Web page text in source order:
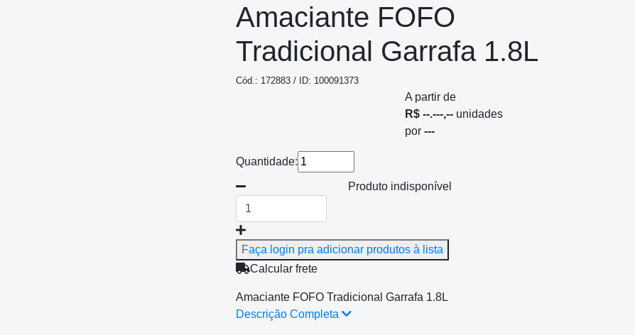
Amaciante FOFO
Tradicional Garrafa 1.8L
Cód.: 172883 / ID: 100091373
A partir de
R$ --.---,--unidades
por ---
Quantidade:
Produto indisponível
Faça login pra adicionar produtos à lista
Calcular frete
Amaciante FOFO Tradicional Garrafa 1.8L
Descrição Completa